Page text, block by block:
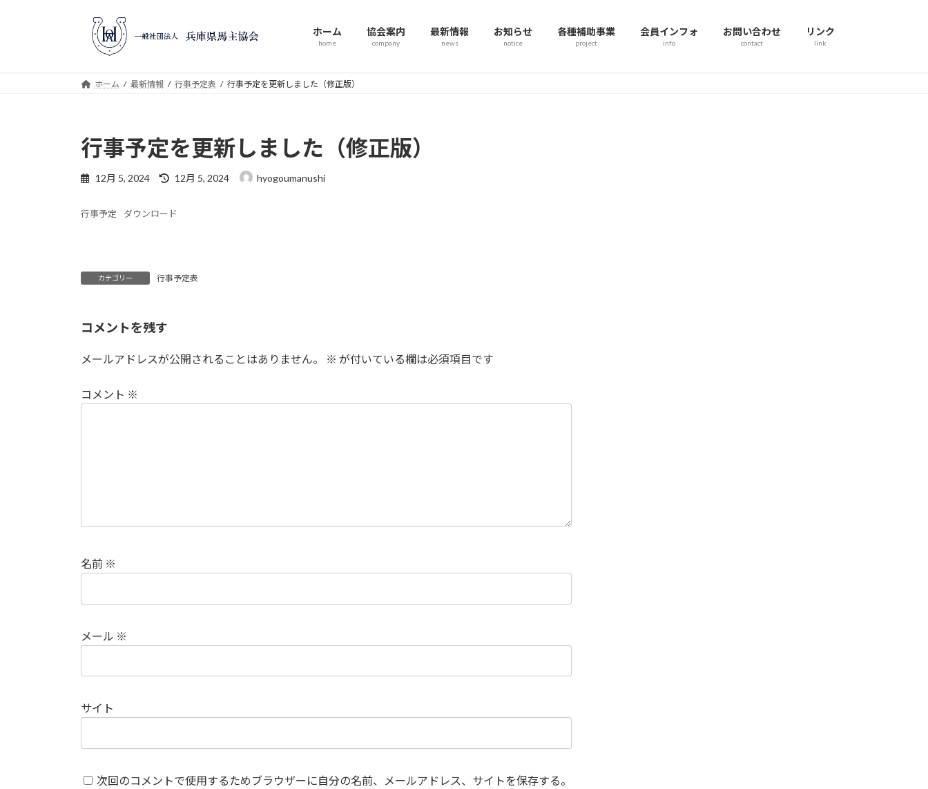
ホーム
home
協会案内
company
最新情報
news
お知らせ
notice
各種補助事業
project
会員インフォ
info
お問い合わせ
contact
リンク
link
ホーム 最新情報 行事予定表 行事予定を更新しました（修正版）
行事予定を更新しました（修正版）
12月 5, 2024
最
新
12月 5, 2024 hyogoumanushi
行事予定 ダウンロード
カテゴリー 行事予定表
コメントを残す
メールアドレスが公開されることはありません。 ※ が付いている欄は必須項目です
コメント ※
名前 ※
メール ※
サイト
次回のコメントで使用するためブラウザーに自分の名前、メールアドレス、サイトを保存する。